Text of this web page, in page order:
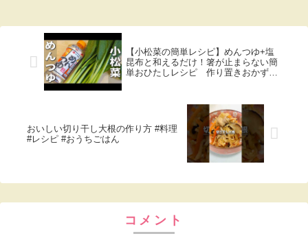
【小松菜の簡単レシピ】めんつゆ+塩
昆布と和えるだけ！箸が止まらない簡
単おひたしレシピ 作り置きおかずの
おいしい切り干し大根の作り方 #料理
#レシピ #おうちごはん
コメント